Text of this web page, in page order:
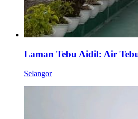
Laman Tebu Aidil: Air
Selangor